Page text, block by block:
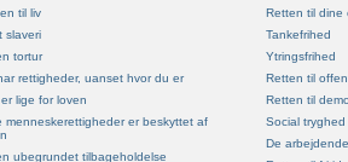
til liv
slaveri
tortur
rettigheder, uanset hvor du er
lige for loven
menneskerettigheder er beskyttet af
ubegrundet tilbageholdelse
Retten til dine
Tankefrihed
Ytringsfrihed
Retten til
Retten til
Social tryghed
De